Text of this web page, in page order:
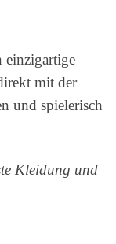
einzigartige
mit der
und spielerisch
Kleidung und